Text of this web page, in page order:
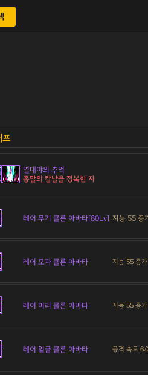
열대야의 추억
종말의 칼날을 정복한 자
레어 무기 클론 아바타[80Lv] 지능 55 증
레어 모자 클론 아바타 지능 55 증가
레어 머리 클론 아바타 지능 55 증가
레어 얼굴 클론 아바타 공격 속도